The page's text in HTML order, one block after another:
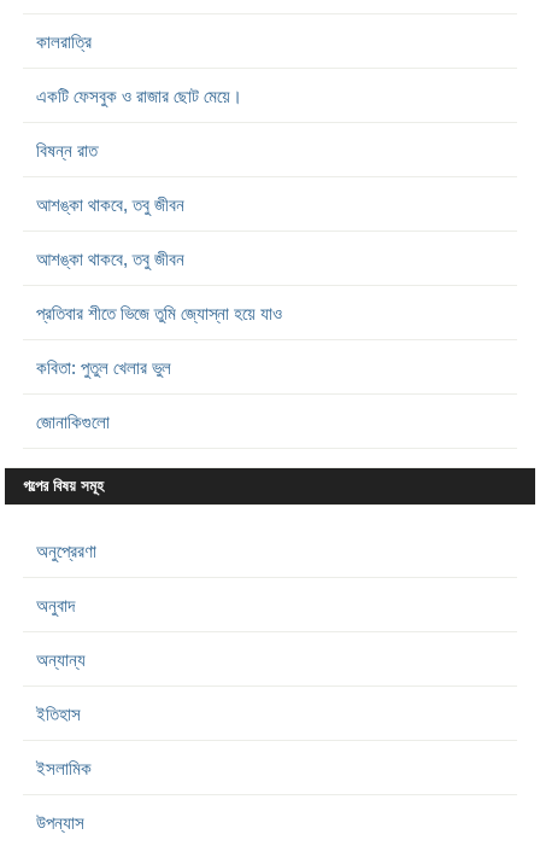
কালরাত্রি
একটি ফেসবুক ও রাজার ছোট মেয়ে।
বিষন্ন রাত
আশঙ্কা থাকবে, তবু জীবন
আশঙ্কা থাকবে, তবু জীবন
প্রতিবার শীতে ভিজে তুমি জ্যোস্না হয়ে যাও
কবিতা: পুতুল খেলার ভুল
জোনাকিগুলো
গল্পের বিষয় সমূহ
অনুপ্রেরণা
অনুবাদ
অন্যান্য
ইতিহাস
ইসলামিক
উপন্যাস